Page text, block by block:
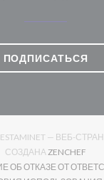
ПОДПИСАТЬСЯ
ESTAMINET — ВЕБ-
СОЗДАНА ZENCHEF
ОБ ОТКАЗЕ ОТ